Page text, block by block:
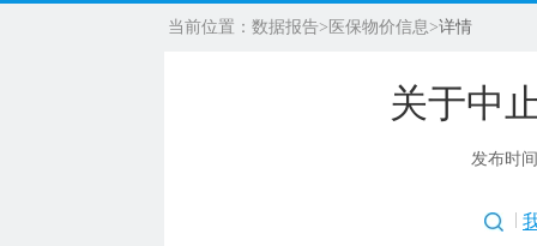
集采标讯动态
集采标讯项目 开
目
当前位置： 数据报告> 医保物价信息>详情
关于中
发布时